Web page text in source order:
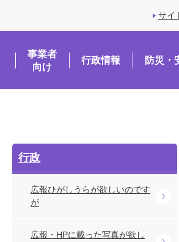
サイ
事業者
向け
行政情報 防災・
行政
広報ひがしうらが欲しいのです
が
広報・HPに載った写真が欲し